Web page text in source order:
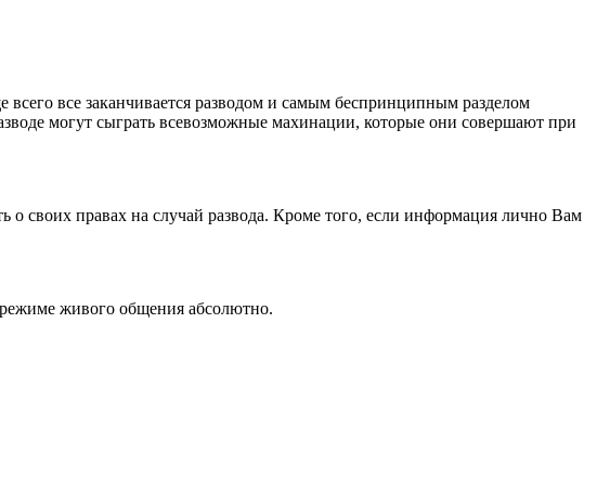
все заканчивается разводом и самым беспринципным разделом
могут сыграть всевозможные махинации, которые они совершают при
о своих правах на случай развода. Кроме того, если информация лично Вам
живого общения абсолютно.